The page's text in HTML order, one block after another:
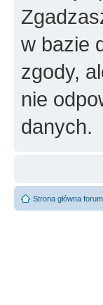
w bazie
zgody,
nie
danych.
Strona główna forum